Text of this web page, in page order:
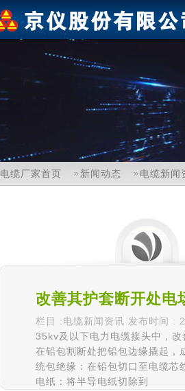
电缆厂家首页 新闻动态 电缆新闻
改善其护套断开处电
栏目 :电缆新闻资讯 发布时间 :
35kv及以下电力电缆接头中，
在铅包割断处把铅包边缘撬起，
统包绝缘：在铅包切口至电缆
电纸：将半导电纸切除到